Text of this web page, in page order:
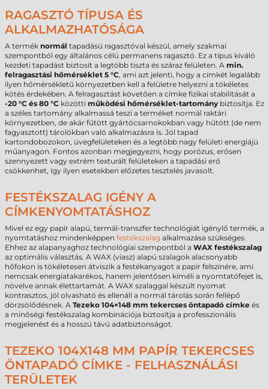
RAGASZTÓ TÍPUSA ÉS
ALKALMAZHATÓSÁGA
A termék normál tapadású ragasztóval készül, amely szakmai
szempontból egy általános célú permanens ragasztó. Ez a típus kiváló
kezdeti tapadást biztosít a legtöbb tiszta és száraz felületen. A min.
felragasztási hőmérséklet 5 °C, ami azt jelenti, hogy a címkét legalább
ilyen hőmérsékletű környezetben kell a felületre helyezni a tökéletes
kötés érdekében. A felragasztást követően a címke fizikai stabilitását a
-20 °C és 80 °C közötti működési hőmérséklet-tartomány biztosítja. Ez
a széles tartomány alkalmassá teszi a terméket normál raktári
környezetben, de akár fűtött gyártócsarnokokban vagy hűtött (de nem
fagyasztott) tárolókban való alkalmazásra is. Jól tapad
kartondobozokon, üvegfelületeken és a legtöbb nagy felületi energiájú
műanyagon. Fontos azonban megjegyezni, hogy porózus, erősen
szennyezett vagy extrém texturált felületeken a tapadási erő
csökkenhet, így ilyen esetekben előzetes tesztelés javasolt.
FESTÉKSZALAG IGÉNY A
CÍMKENYOMTATÁSHOZ
Mivel ez egy papír alapú, termál-transzfer technológiát igénylő termék, a
nyomtatáshoz mindenképpen festékszalag alkalmazása szükséges.
Ehhez az alapanyaghoz technológiai szempontból a WAX festékszalag
az optimális választás. A WAX (viasz) alapú szalagok alacsonyabb
hőfokon is tökéletesen átviszik a festékanyagot a papír felszínére, ami
nemcsak energiatakarékos, hanem jelentősen kíméli a nyomtatófejet is,
növelve annak élettartamát. A WAX szalaggal készült nyomat
kontrasztos, jól olvasható és ellenáll a normál tárolás során fellépő
dörzsölődésnek. A Tezeko 104×148 mm tekercses öntapadó címke és
a minőségi festékszalag kombinációja biztosítja a professzionális
megjelenést és a hosszú távú adatbiztonságot.
TEZEKO 104X148 MM PAPÍR TEKERCSES
ÖNTAPADÓ CÍMKE - FELHASZNÁLÁSI
TERÜLETEK